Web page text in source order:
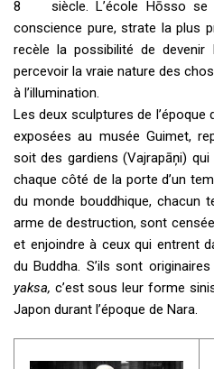
8
siècle. L’école Hōsso
conscience pure, strate la plus
recèle la possibilité de
percevoir la vraie nature des
à l’illumination.
Les deux sculptures de l’époque
exposées au musée Guimet,
soit des gardiens (Vajrapāņi)
chaque côté de la porte d’un
du monde bouddhique, chacun
arme de destruction, sont
et enjoindre à ceux qui entrent
du Buddha. S’ils sont
yaksa, c’est sous leur forme
Japon durant l’époque de Nara.